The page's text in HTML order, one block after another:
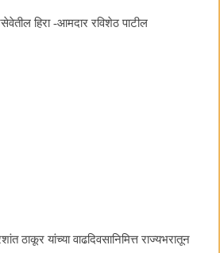
हिरा -आमदार रविशेठ पाटील
ठाकूर यांच्या वाढदिवसानिमित्त राज्यभरातून